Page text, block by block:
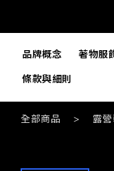
品牌概念 著物服
條款與細則
全部商品 > 露